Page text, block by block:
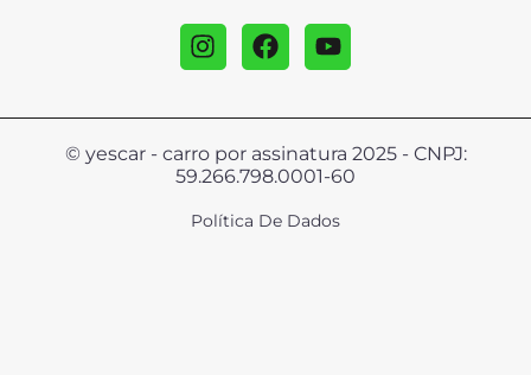
© yescar - carro por assinatura 2025 - CNPJ:
59.266.798.0001-60
Política De Dados